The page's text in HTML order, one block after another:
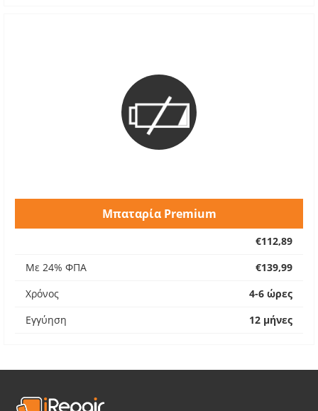
Μπαταρία Premium
€112,89
Με 24% ΦΠΑ
€139,99
Χρόνος
4-6 ώρες
Εγγύηση
12 μήνες